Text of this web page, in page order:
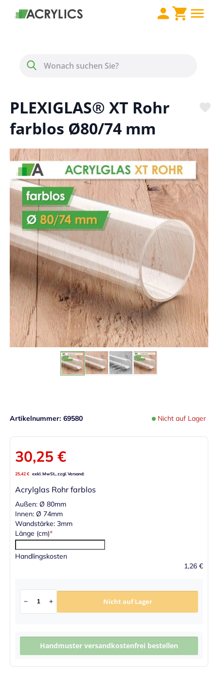
Menü
PLEXIGLAS® XT Rohr
farblos Ø80/74 mm
Nicht auf Lager
Artikelnummer 69580
Länge (cm)
Handlingskosten
1,26 €
Nicht auf Lager
Handmuster versandkostenfrei bestellen
30,25 €
25,42 €
Acrylglas Rohr farblos
Außen: Ø 80mm
Innen: Ø 74mm
Wandstärke: 3mm